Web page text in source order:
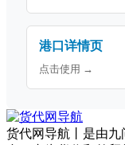
港口详情页
点击使用 →
货代网导航丨是由九